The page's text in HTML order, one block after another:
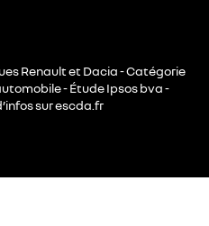
Renault et Dacia - Catégorie
- Étude Ipsos bva -
sur escda.fr